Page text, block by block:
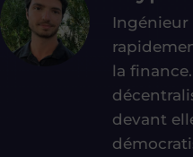
Ingénieur
la
devant